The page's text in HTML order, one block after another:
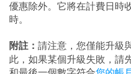
優惠除外。它將在計費日時
時。
附註： 請注意，您僅能升級
此，如果某個升級失敗，請